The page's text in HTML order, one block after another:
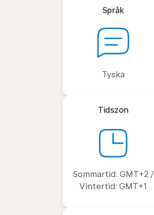
Språk
Tyska
Tidszon
Sommartid: GMT+2 /
Vintertid: GMT+1